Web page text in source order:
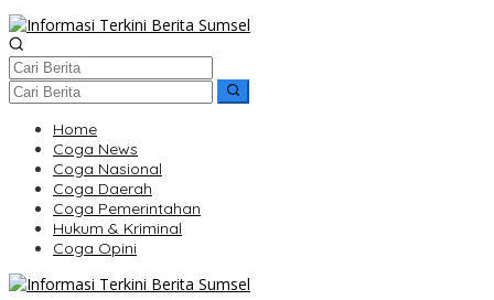
Home
Coga News
Coga Nasional
Coga Daerah
Coga Pemerintahan
Hukum & Kriminal
Coga Opini